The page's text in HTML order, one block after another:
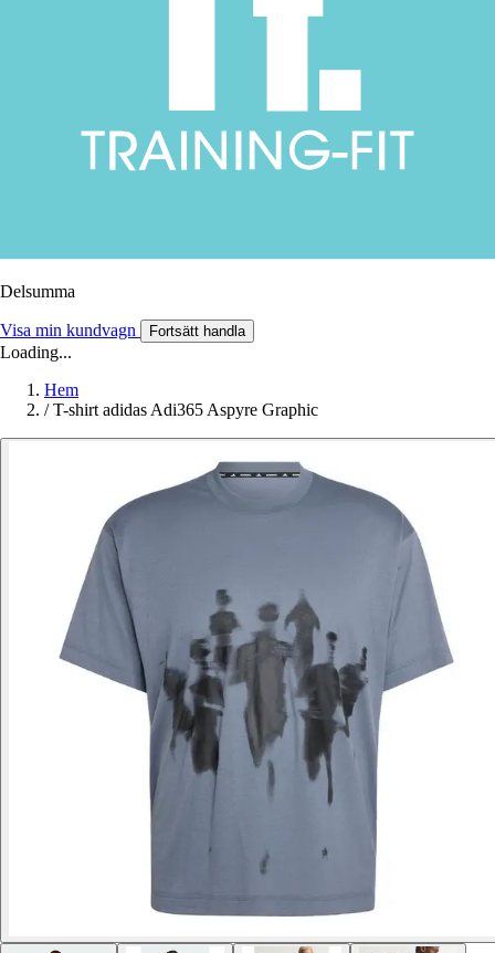
Delsumma
Visa min kundvagn Fortsätt handla
Loading...
Hem
/ T-shirt adidas Adi365 Aspyre Graphic